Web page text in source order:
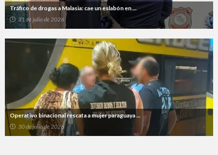
Tráfico de drogas a Malasia: cae un eslabón en ...
31 de julio de 2026
Operativo binacional rescata a mujer paraguaya ...
30 de julio de 2026